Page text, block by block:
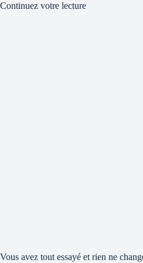
Continuez votre lecture
Vous avez tout essayé et rien ne